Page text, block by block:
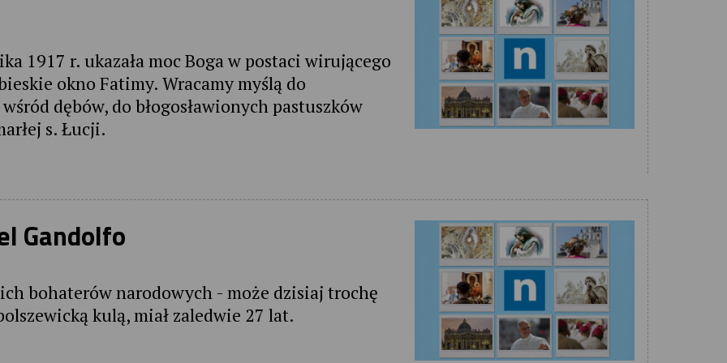
1917 r. ukazała moc Boga w postaci wirującego
okno Fatimy. Wracamy myślą do
dębów, do błogosławionych pastuszków
s. Łucji.
Gandolfo
bohaterów narodowych - może dzisiaj trochę
kulą, miał zaledwie 27 lat.